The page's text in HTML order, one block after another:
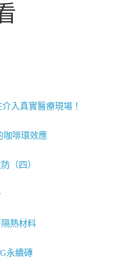
入真實醫療現場！
咖啡環效應
（四）
熱材料
永續磚